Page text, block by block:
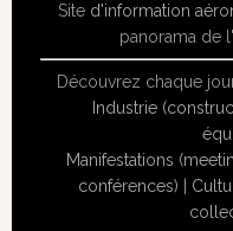
Site d'information
panorama de
Découvrez chaque
Industrie
Manifestations
conférences)